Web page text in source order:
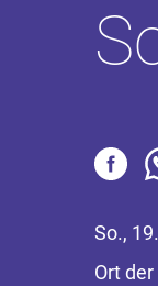
So.,
Ort